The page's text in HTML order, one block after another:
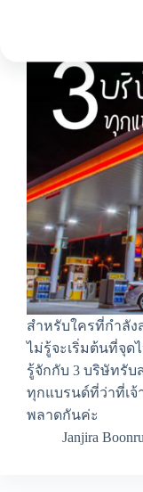
สำหรับใครที่กำลั
ไม่รู้จะเริ่มต้นที่จุด
รู้จักกับ 3 บริษัทรั
ทุกแบรนด์ที่ว่าที่เ
พลาดกันค่ะ
Janjira